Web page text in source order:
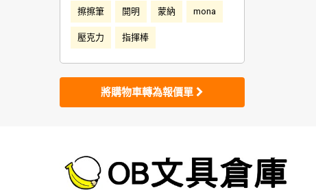
擦擦筆 開明 蒙納 mona
壓克力 指揮棒
將購物車轉為報價單